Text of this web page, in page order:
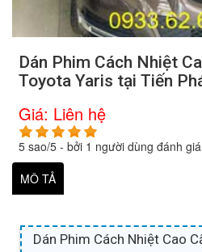
Dán Phim Cách Nhiệt
Toyota Yaris tại Tiến
Giá: Liên hệ
5 sao/5 - bởi 1 người dùng đánh giá
MÔ TẢ
Dán Phim Cách Nhiệt Cao